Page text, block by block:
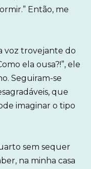
Então, me
voz trovejante do
ela ousa?!”, ele
Seguiram-se
que
imaginar o tipo
sem sequer
na minha casa